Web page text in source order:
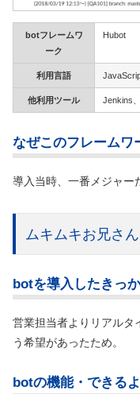
botフレームワ
ーク
Hubot
利用言語
他利用ツール Jenkins
なぜこのフレームワ
導入当時、一番メジャー
ムキムキお兄さん
botを導入したきっ
営業担当者よりリアルタ
う希望があったため。
botの機能・できる